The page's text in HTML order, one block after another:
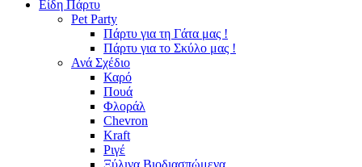
Είδη Πάρτυ
Pet Party
Πάρτυ για τη Γάτα μας !
Πάρτυ για το Σκύλο μας !
Ανά Σχέδιο
Καρό
Πουά
Φλοράλ
Chevron
Kraft
Ριγέ
Ξύλινα Βιοδιασπώμενα